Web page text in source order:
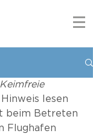
lesen
beim Betreten
Flughafen